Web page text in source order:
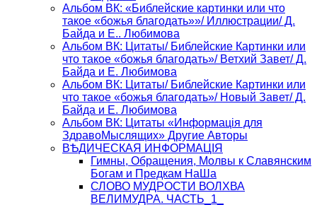
Альбом ВК: «Библейские картинки или что
такое «божья благодать»»/ Иллюстрации/ Д.
Байда и Е.. Любимова
Альбом ВК: Цитаты/ Библейские Картинки или
что такое «божья благодать»/ Ветхий Завет/ Д.
Байда и Е. Любимова
Альбом ВК: Цитаты/ Библейские Картинки или
что такое «божья благодать»/ Новый Завет/ Д.
Байда и Е. Любимова
Альбом ВК: Цитаты «Информацiя для
ЗдравоМыслящих» Другие Авторы
ВѢДИЧЕСКАЯ ИНФОРМАЦIЯ
Гимны, Обращения, Молвы к Славянским
Богам и Предкам НаШа
СЛОВО МУДРОСТИ ВОЛХВА
ВЕЛИМУДРА. ЧАСТЬ_1_